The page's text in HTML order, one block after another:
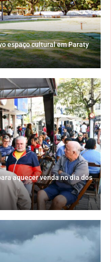
espaço cultural em Paraty
aquecer venda no dia dos